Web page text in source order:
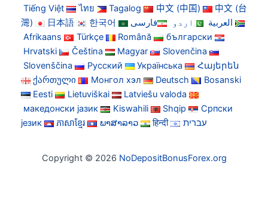
Tiếng Việt
ไทย Tagalog 中文 (中国)
中文 (台
灣)
日本語 한국어 العربية اردو
فارسی
Afrikaans
Türkçe Română
български
Hrvatski
Čeština Magyar
Slovenčina
Slovenščina
Русский Українська
Հայերեն
ქართული
Монгол хэл Deutsch
Bosanski
Eesti
Lietuviškai
Latviešu valoda
македонски јазик
Kiswahili Shqip
Српски
језик
ភាសាខ្មែរ ພາສາລາວ हिन्दी עברית
Copyright © 2026 NoDepositBonusForex.org